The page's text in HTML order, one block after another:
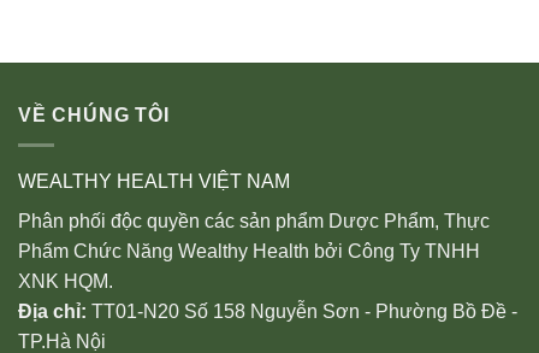
VỀ CHÚNG TÔI
WEALTHY HEALTH VIỆT NAM
Phân phối độc quyền các sản phẩm Dược Phẩm, Thực
Phẩm Chức Năng Wealthy Health bởi Công Ty TNHH
XNK HQM.
Địa chỉ: TT01-N20 Số 158 Nguyễn Sơn - Phường Bồ Đề -
TP.Hà Nội